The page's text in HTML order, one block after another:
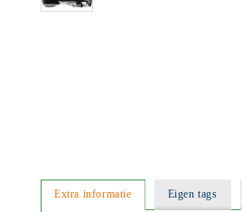
Extra informatie Eigen tags